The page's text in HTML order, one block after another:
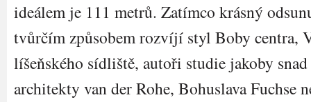
ideálem je 111 metrů. Zatímco krásný
tvůrčím způsobem rozvíjí styl Boby centra,
líšeňského sídliště, autoři studie jakoby
architekty van der Rohe, Bohuslava Fuchse